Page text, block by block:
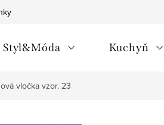
Styl&Móda Kuchyň
vločka vzor. 23